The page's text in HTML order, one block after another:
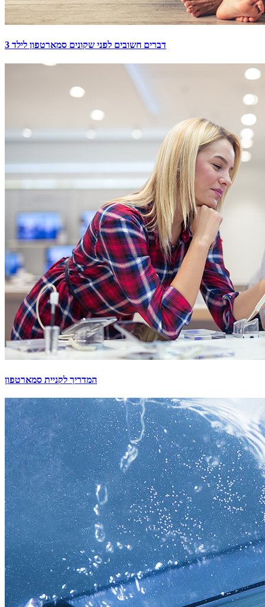
3 דברים חשובים לפני שקונים סמארטפון לילד
המדריך לקניית סמארטפון